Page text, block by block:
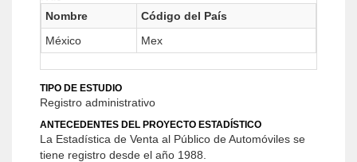
Nombre
Código del País
México
Mex
TIPO DE ESTUDIO
Registro administrativo
ANTECEDENTES DEL PROYECTO ESTADÍSTICO
La Estadística de Venta al Público de Automóviles se
tiene registro desde el año 1988.